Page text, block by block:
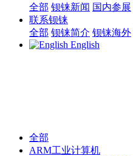
全部 钡铼新闻 国内参展
联系钡铼
全部 钡铼简介 钡铼海外
English
全部
ARM工业计算机